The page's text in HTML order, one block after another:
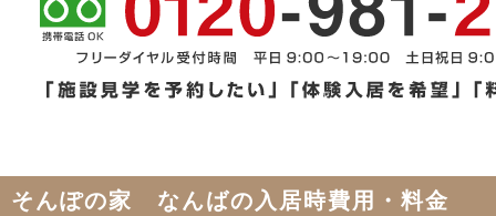
そんぽの家 なんばの入居時費用・料金